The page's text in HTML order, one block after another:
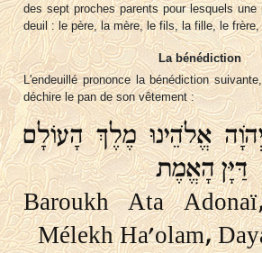
des sept proches parents pour lesquels une
deuil : le père, la mère, le fils, la fille, le
La bénédiction
L'endeuillé prononce la bénédiction
déchire le pan de son vêtement :
אֱלֹהֵינוּ‬ מֶלֶךְ‬ הָעוֹלָם
‬דַּיָּן‬ הָאֱמֶת
Baroukh Ata
Mélekh Ha'olam,